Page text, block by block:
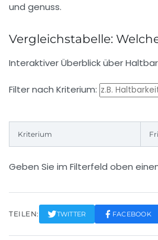
Vergleichstabelle:
Interaktiver Überblick über
Filter nach Kriterium:
Kriterium
Geben Sie im Filterfeld oben
TEILEN: TWITTER FACEBOOK